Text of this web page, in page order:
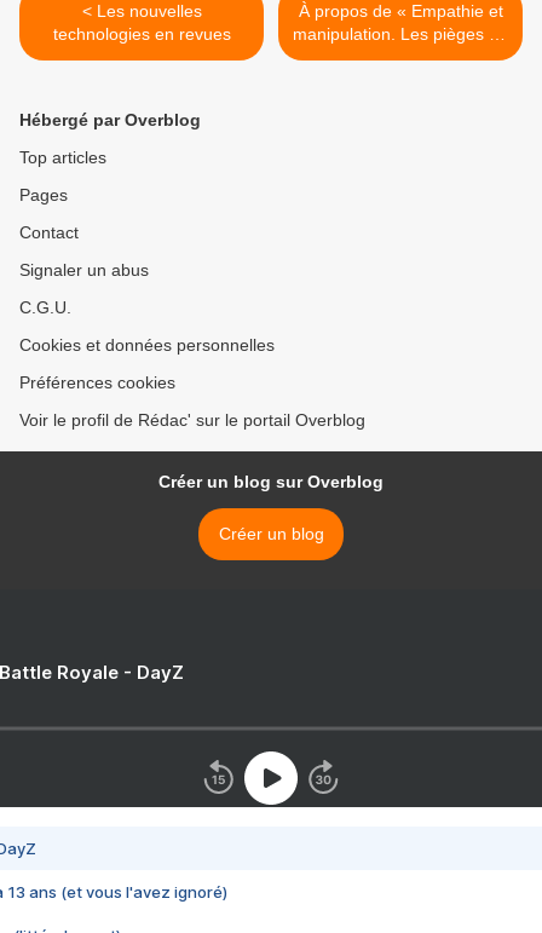
< Les nouvelles
technologies en revues
À propos de « Empathie et
manipulation. Les pièges de
la compassion » de Serge
Hébergé par Overblog
Top articles
Pages
Contact
Signaler un abus
C.G.U.
Cookies et données personnelles
Préférences cookies
Voir le profil de Rédac' sur le portail Overblog
Créer un blog sur Overblog
Créer un blog
Royale - DayZ
13 ans (et vous l'avez ignoré)